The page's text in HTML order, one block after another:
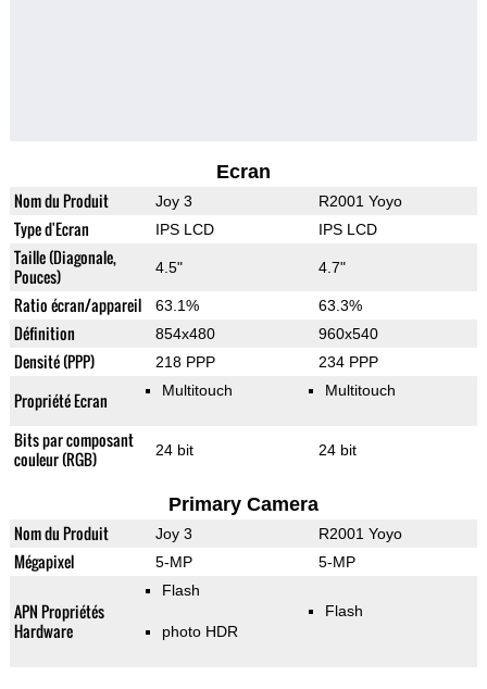
Ecran
Nom du Produit Joy 3 R2001 Yoyo
Type d'Ecran IPS LCD IPS LCD
Taille (Diagonale,
Pouces)
4.5" 4.7"
Ratio écran/appareil 63.1% 63.3%
Définition 854x480 960x540
Densité (PPP) 218 PPP 234 PPP
Propriété Ecran Multitouch Multitouch
Bits par composant
couleur (RGB)
24 bit 24 bit
Primary Camera
Nom du Produit Joy 3 R2001 Yoyo
Mégapixel 5-MP 5-MP
APN Propriétés
Hardware
Flash
photo HDR
Flash